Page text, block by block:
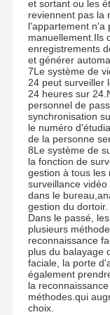
et sortant ou les
reviennent pas la
l'appartement n'a
manuellement.Ils
enregistrements
et générer
7Le système de
24 peut surveiller
24 heures sur
personnel de
synchronisation
le numéro
de la personne
8Le système de
la fonction de
gestion à tous les
surveillance
dans le
gestion du dortoir.
Dans le passé,
plusieurs
reconnaissance
plus du balayage
faciale, la porte
également
la
méthodes.qui
choix.